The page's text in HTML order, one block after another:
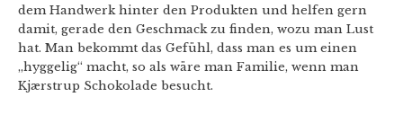
dem Handwerk hinter den Produkten und helfen gern
damit, gerade den Geschmack zu finden, wozu man Lust
hat. Man bekommt das Gefühl, dass man es um einen
„hyggelig“ macht, so als wäre man Familie, wenn man
Kjærstrup Schokolade besucht.